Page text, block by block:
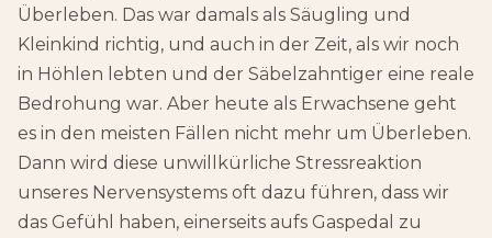
Überleben. Das war damals als Säugling und
Kleinkind richtig, und auch in der Zeit, als wir noch
in Höhlen lebten und der Säbelzahntiger eine reale
Bedrohung war. Aber heute als Erwachsene geht
es in den meisten Fällen nicht mehr um Überleben.
Dann wird diese unwillkürliche Stressreaktion
unseres Nervensystems oft dazu führen, dass wir
das Gefühl haben, einerseits aufs Gaspedal zu